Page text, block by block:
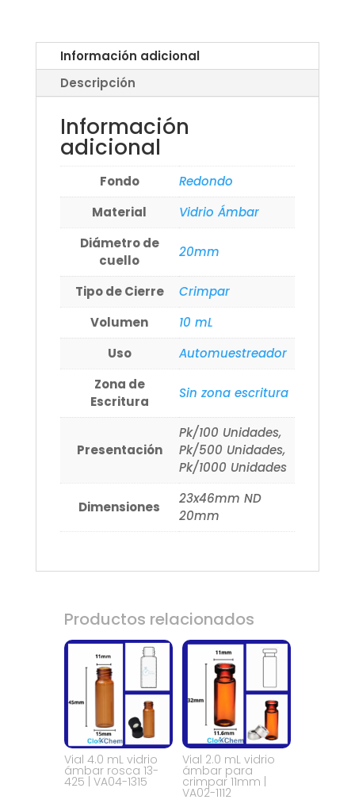
Información adicional
Descripción
Información
adicional
Fondo
Redondo
Material
Vidrio Ámbar
Diámetro de
cuello
20mm
Tipo de Cierre
Crimpar
Volumen
10 mL
Uso
Automuestreador
Zona de
Escritura
Sin zona escritura
Presentación
Pk/100 Unidades,
Pk/500 Unidades,
Pk/1000 Unidades
Dimensiones
23x46mm ND
20mm
Productos relacionados
Vial 4.0 mL vidrio
ámbar rosca 13-
425 | VA04-1315
Vial 2.0 mL vidrio
ámbar para
crimpar 11mm |
VA02-1112